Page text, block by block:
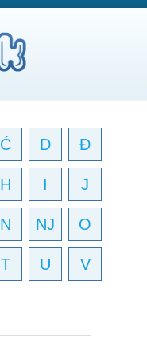
Ć D Đ
H I J
N NJ O
T U V